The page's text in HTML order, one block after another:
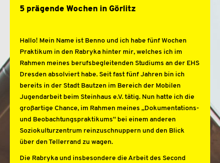
5 prägende Wochen in Görlitz
Hallo! Mein Name ist Benno und ich habe fünf Wochen
Praktikum in den Rabryka hinter mir, welches ich im
Rahmen meines berufsbegleitenden Studiums an der EHS
Dresden absolviert habe. Seit fast fünf Jahren bin ich
bereits in der Stadt Bautzen im Bereich der Mobilen
Jugendarbeit beim Steinhaus e.V. tätig. Nun hatte ich die
großartige Chance, im Rahmen meines „Dokumentations-
und Beobachtungspraktikums“ bei einem anderen
Soziokulturzentrum reinzuschnuppern und den Blick
über den Tellerrand zu wagen.
Die Rabryka und insbesondere die Arbeit des Second